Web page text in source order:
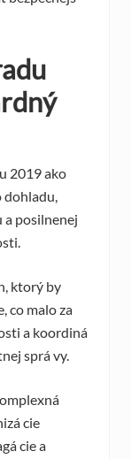
2019 ako
dohladu,
a posilnenej
ktorý by
co malo za
a koordiná
sprá vy.
cie
cie a